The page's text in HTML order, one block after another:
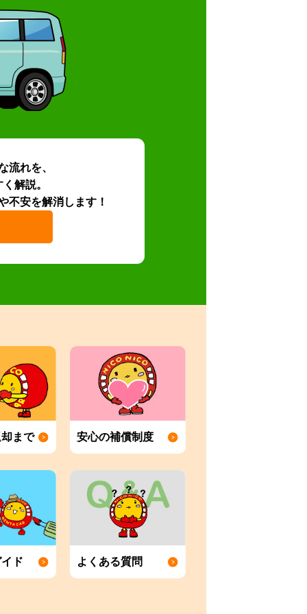
流れを、
解説。
不安を解消します！
まで 安心の補償制度
ド よくある質問